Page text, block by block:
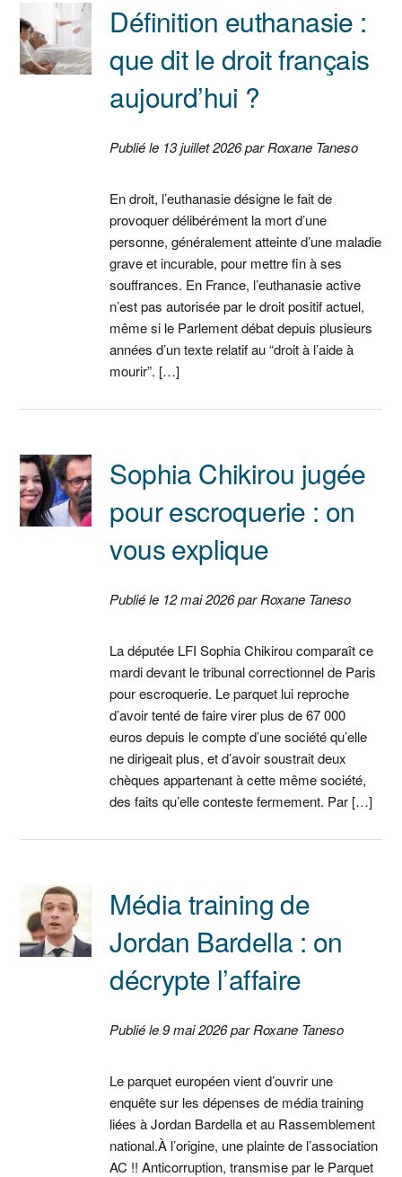
Définition euthanasie :
que dit le droit français
aujourd’hui ?
Publié le 13 juillet 2026 par Roxane Taneso
En droit, l’euthanasie désigne le fait de
provoquer délibérément la mort d’une
personne, généralement atteinte d’une maladie
grave et incurable, pour mettre fin à ses
souffrances. En France, l’euthanasie active
n’est pas autorisée par le droit positif actuel,
même si le Parlement débat depuis plusieurs
années d’un texte relatif au “droit à l’aide à
mourir”. […]
Sophia Chikirou jugée
pour escroquerie : on
vous explique
Publié le 12 mai 2026 par Roxane Taneso
La députée LFI Sophia Chikirou comparaît ce
mardi devant le tribunal correctionnel de Paris
pour escroquerie. Le parquet lui reproche
d’avoir tenté de faire virer plus de 67 000
euros depuis le compte d’une société qu’elle
ne dirigeait plus, et d’avoir soustrait deux
chèques appartenant à cette même société,
des faits qu’elle conteste fermement. Par […]
Média training de
Jordan Bardella : on
décrypte l’affaire
Publié le 9 mai 2026 par Roxane Taneso
Le parquet européen vient d’ouvrir une
enquête sur les dépenses de média training
liées à Jordan Bardella et au Rassemblement
national.À l’origine, une plainte de l’association
AC !! Anticorruption, transmise par le Parquet